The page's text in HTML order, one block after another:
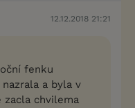
12.12.2018 21:21
fenku
a byla v
zacla chvilema